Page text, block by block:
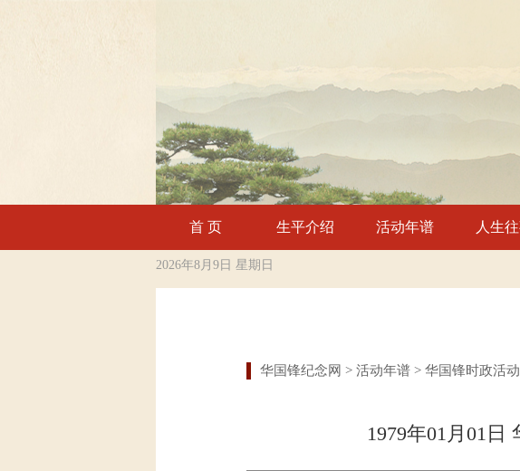
首 页 生平介绍 活动年谱 人生
2026年8月9日 星期日
华国锋纪念网 > 活动年谱 > 华国锋时政活动
1979年01月01